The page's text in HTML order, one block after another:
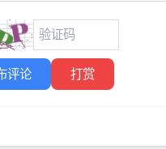
评论 打赏